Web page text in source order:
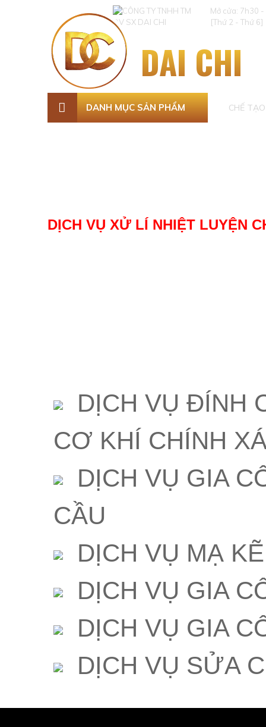
Mở cửa: 7h30
[Thứ 2 - Thứ 6]
DAI CHI
DANH MỤC SẢN PHẨM CHẾ
DỊCH VỤ XỬ LÍ NHIỆT LUYỆN
DỊCH VỤ ĐÍNH
CƠ KHÍ CHÍNH
DỊCH VỤ GIA
CẦU
DỊCH VỤ MẠ
DỊCH VỤ GIA
DỊCH VỤ GIA
DỊCH VỤ SỬA